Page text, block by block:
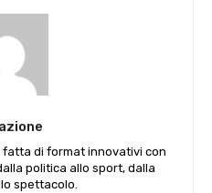
di format innovativi con
politica allo sport, dalla
spettacolo.